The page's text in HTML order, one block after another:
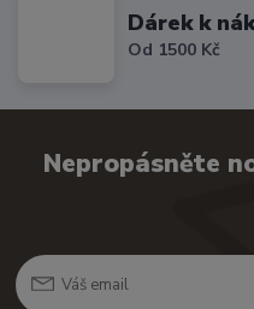
Dárek k
Od 1500 Kč
Nepropásněte